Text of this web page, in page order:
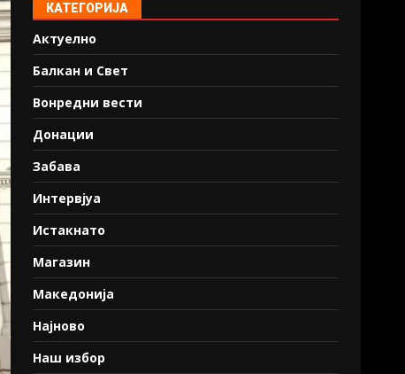
КАТЕГОРИЈА
Актуелно
Балкан и Свет
Вонредни вести
Донации
Забава
Интервјуа
Истакнато
Магазин
Македонија
Најново
Наш избор